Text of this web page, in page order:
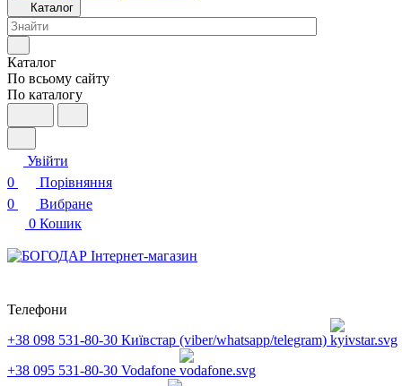
Каталог
Каталог
По всьому сайту
По каталогу
Увійти
0
Порівняння
0
Вибране
0 Кошик
Телефони
+38 098 531-80-30 Київстар (viber/whatsapp/telegram)
+38 095 531-80-30 Vodafone